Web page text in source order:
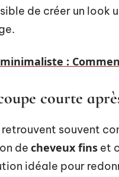
de créer un
:
courte
retrouvent souvent
de cheveux fins et
idéale pour